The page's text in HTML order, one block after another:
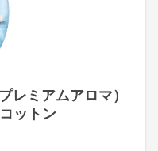
レミアムアロマ）
ットン